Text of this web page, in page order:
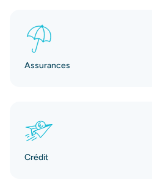
Assurances
Crédit